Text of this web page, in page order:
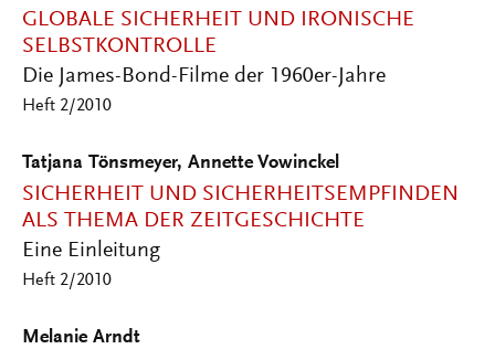
GLOBALE SICHERHEIT UND IRONISCHE
SELBSTKONTROLLE
Die James-Bond-Filme der 1960er-Jahre
Heft 2/2010
Tatjana Tönsmeyer, Annette Vowinckel
SICHERHEIT UND SICHERHEITSEMPFINDEN
ALS THEMA DER ZEITGESCHICHTE
Eine Einleitung
Heft 2/2010
Melanie Arndt